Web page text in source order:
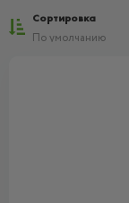
Сортировка